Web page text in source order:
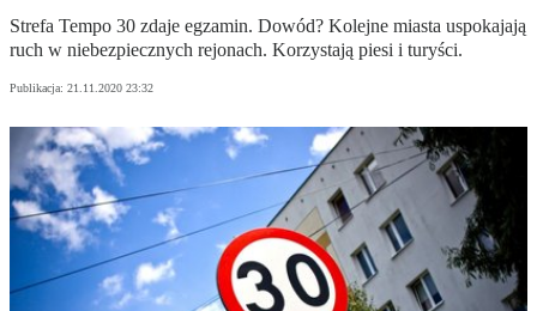
Strefa Tempo 30 zdaje egzamin. Dowód? Kolejne miasta uspokajają
ruch w niebezpiecznych rejonach. Korzystają piesi i turyści.
Publikacja: 21.11.2020 23:32